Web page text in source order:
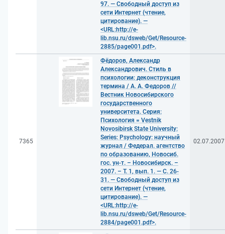
97. — Свободный доступ из
сети Интернет (чтение,
цитирование). —
<URL:http://e-
lib.nsu.ru/dsweb/Get/Resource-
2885/page001.pdf>.
7365
Фёдоров, Александр
Александрович. Стиль в
психологии: деконструкция
термина / А. А. Федоров //
Вестник Новосибирского
государственного
университета. Серия:
Психология = Vestnik
Novosibirsk State University:
Series: Psychology: научный
журнал / Федерал. агентство
по образованию, Новосиб.
гос. ун-т. – Новосибирск. –
2007. – Т. 1, вып. 1. — С. 26-
31. — Свободный доступ из
сети Интернет (чтение,
цитирование). —
<URL:http://e-
lib.nsu.ru/dsweb/Get/Resource-
2884/page001.pdf>.
02.07.2007